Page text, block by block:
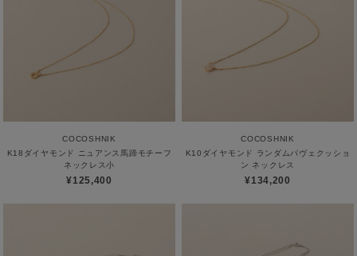
COCOSHNIK
K18ダイヤモンド ニュアンス馬蹄モチーフ
ネックレス小
¥125,400
COCOSHNIK
K10ダイヤモンド ランダムパヴェクッショ
ン ネックレス
¥134,200